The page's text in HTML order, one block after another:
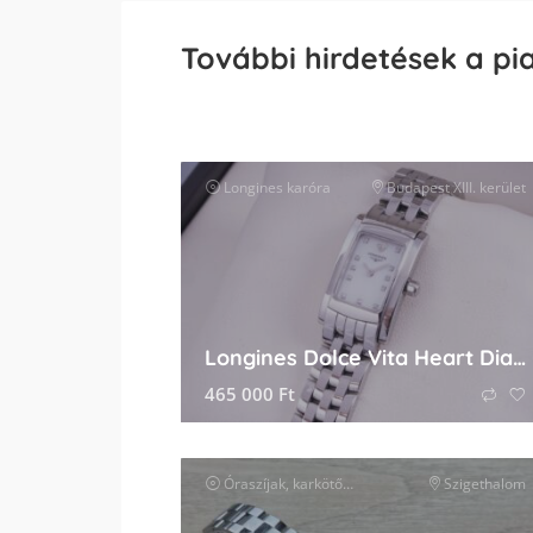
További hirdetések a
Longines karóra Budapest XIII. kerület
Longines Dolce Vita Heart Diamond
465 000 Ft
Óraszíjak, karkötők és tartozékok óra
Szigethalom